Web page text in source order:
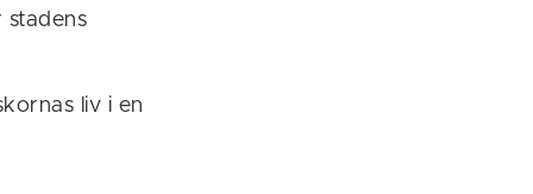
stadens
liv i en